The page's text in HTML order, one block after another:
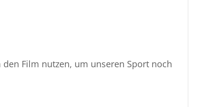
Film nutzen, um unseren Sport noch